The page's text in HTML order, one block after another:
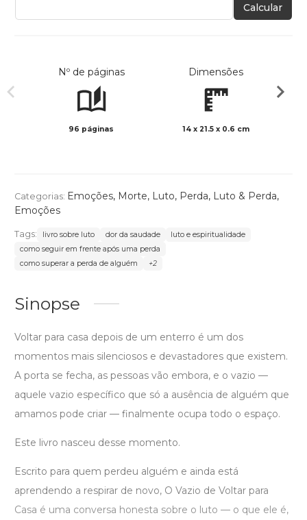
Calcular
Nº de páginas
96 páginas
Dimensões
14 x 21.5 x 0.6 cm
Categorias: Emoções, Morte, Luto, Perda, Luto & Perda,
Emoções
Tags: livro sobre luto dor da saudade
luto e espiritualidade
como seguir em frente após uma perda
como superar a perda de alguém
+2
Sinopse
Voltar para casa depois de um enterro é um dos
momentos mais silenciosos e devastadores que existem.
A porta se fecha, as pessoas vão embora, e o vazio —
aquele vazio específico que só a ausência de alguém que
amamos pode criar — finalmente ocupa todo o espaço.
Este livro nasceu desse momento.
Escrito para quem perdeu alguém e ainda está
aprendendo a respirar de novo, O Vazio de Voltar para
Casa é uma conversa honesta sobre o luto — o que ele é,